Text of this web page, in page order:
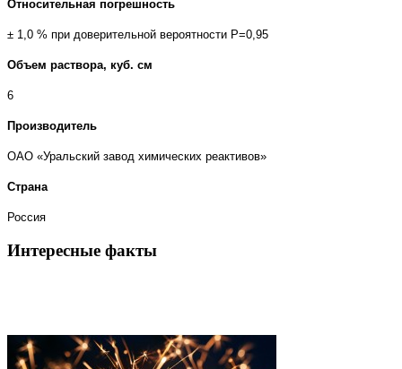
Относительная погрешность
± 1,0 % при доверительной вероятности Р=0,95
Объем раствора, куб. см
6
Производитель
ОАО «Уральский завод химических реактивов»
Страна
Россия
Интересные факты